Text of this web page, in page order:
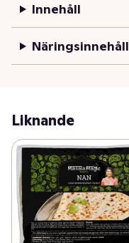
Innehåll
Näringsinnehåll
Liknande